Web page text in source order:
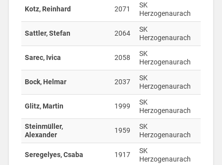
Kotz, Reinhard 2071
SK
Herzogenaurach
Sattler, Stefan 2064
SK
Herzogenaurach
Sarec, Ivica 2058
SK
Herzogenaurach
Bock, Helmar 2037
SK
Herzogenaurach
Glitz, Martin 1999
SK
Herzogenaurach
Steinmüller,
Alexander
1959
SK
Herzogenaurach
Seregelyes, Csaba 1917
SK
Herzogenaurach